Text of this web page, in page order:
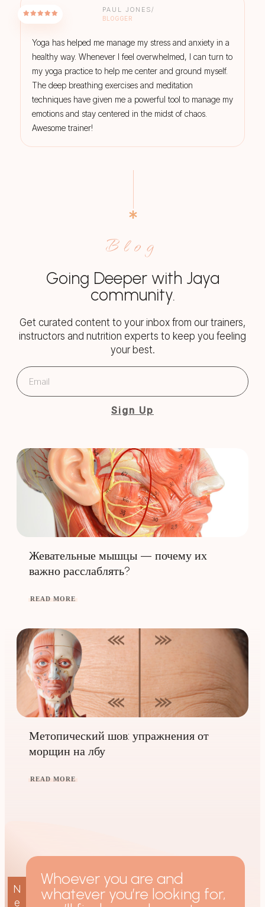
PAUL JONES/
BLOGGER
Yoga has helped me manage my stress and anxiety in a
healthy way. Whenever I feel overwhelmed, I can turn to
my yoga practice to help me center and ground myself.
The deep breathing exercises and meditation
techniques have given me a powerful tool to manage my
emotions and stay centered in the midst of chaos.
Awesome trainer!
Blog
Going Deeper with Jaya
community.
Get curated content to your inbox from our trainers,
instructors and nutrition experts to keep you feeling
your best.
Sign Up
Жевательные мышцы — почему их
важно расслаблять?
READ MORE
Метопический шов: упражнения от
морщин на лбу
READ MORE
N
e
Whoever you are and
whatever you’re looking for,